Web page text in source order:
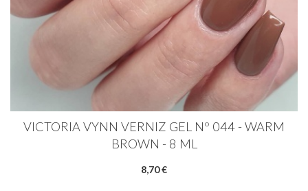
VICTORIA VYNN VERNIZ GEL Nº 044 - WARM
BROWN - 8 ML
8,70 €